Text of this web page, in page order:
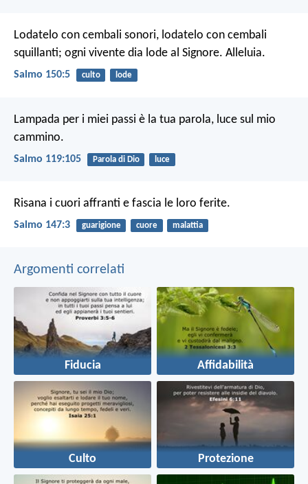
Lodatelo con cembali sonori, lodatelo con cembali
squillanti; ogni vivente dia lode al Signore. Alleluia.
Salmo 150:5 culto lode
Lampada per i miei passi è la tua parola, luce sul mio
cammino.
Salmo 119:105 Parola di Dio luce
Risana i cuori affranti e fascia le loro ferite.
Salmo 147:3 guarigione cuore malattia
Argomenti correlati
Fiducia Affidabilità
Culto Protezione